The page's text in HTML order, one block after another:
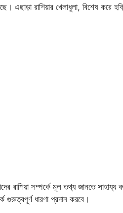
এছাড়া রাশিয়ার খেলাধুলা, বিশেষ করে
রাশিয়া সম্পর্কে মূল তথ্য জানতে
গুরুত্বপূর্ণ ধারণা প্রদান করবে।